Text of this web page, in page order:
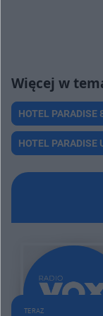
HOTEL PARADISE
HOTEL PARADISE
TERAZ